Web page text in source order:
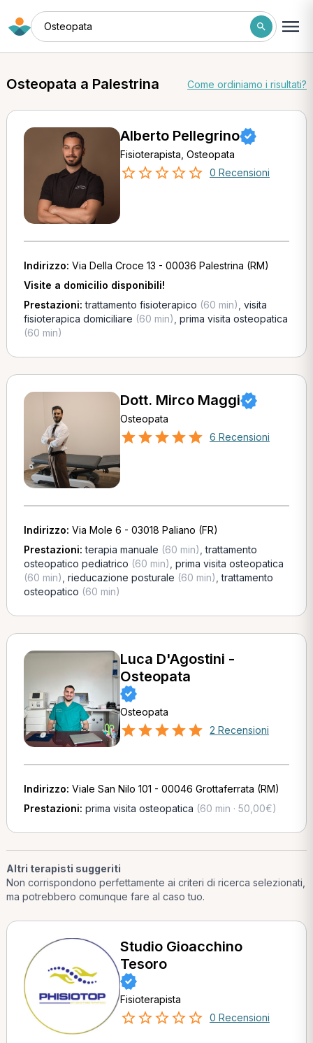
Osteopata
Osteopata a Palestrina Come ordiniamo i risultati?
Alberto Pellegrino
Fisioterapista, Osteopata
0 Recensioni
Indirizzo: Via Della Croce 13 - 00036 Palestrina (RM)
Visite a domicilio disponibili!
Prestazioni:trattamento fisioterapico (60 min) visita
fisioterapica domiciliare (60 min) prima visita osteopatica
(60 min)
Dott. Mirco Maggi
Osteopata
6 Recensioni
Indirizzo: Via Mole 6 - 03018 Paliano (FR)
Prestazioni:terapia manuale (60 min) ,trattamento
osteopatico pediatrico (60 min) prima visita osteopatica
(60 min) rieducazione posturale (60 min) ,trattamento
osteopatico (60 min)
Luca D'Agostini -
Osteopata
Osteopata
2 Recensioni
Indirizzo: Viale San Nilo 101 - 00046 Grottaferrata (RM)
Prestazioni: prima visita osteopatica (60 min · 50,00€)
Altri terapisti suggeriti
Non corrispondono perfettamente ai criteri di ricerca selezionati,
ma potrebbero comunque fare al caso tuo.
Studio Gioacchino
Tesoro
Fisioterapista
0 Recensioni